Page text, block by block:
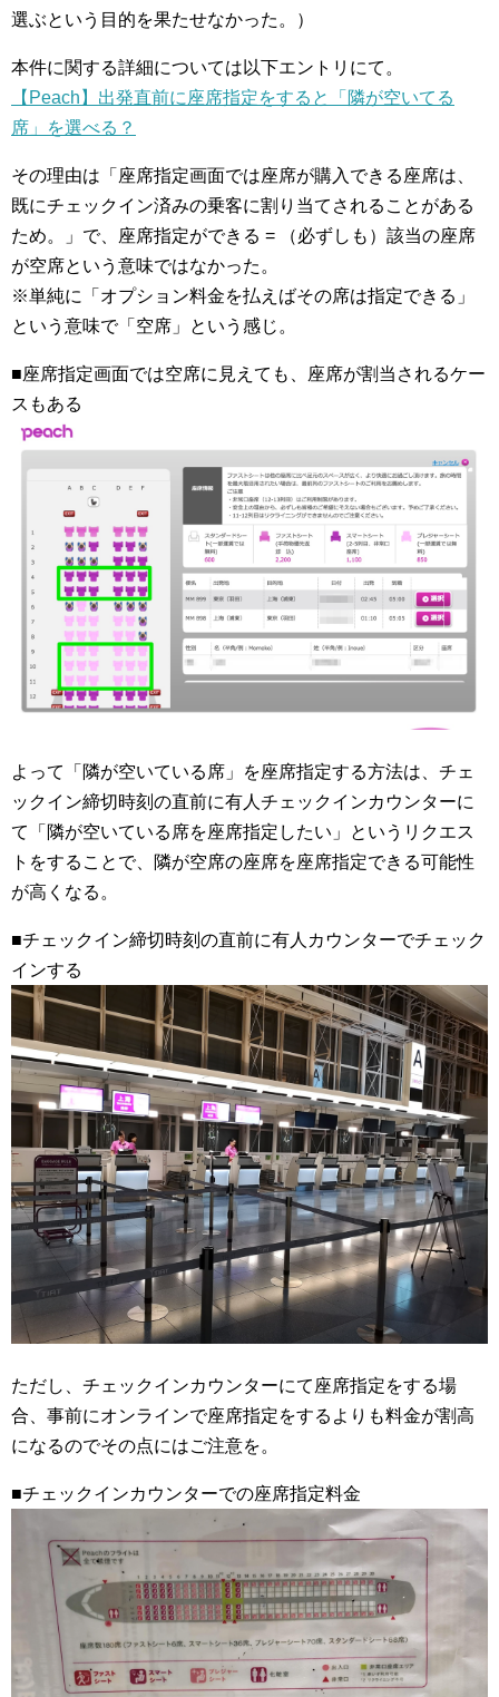
選ぶという目的を果たせなかった。）
本件に関する詳細については以下エントリにて。
【Peach】出発直前に座席指定をすると「隣が空いてる
席」を選べる？
その理由は「座席指定画面では座席が購入できる座席は、
既にチェックイン済みの乗客に割り当てされることがある
ため。」で、座席指定ができる = （必ずしも）該当の座席
が空席という意味ではなかった。
※単純に「オプション料金を払えばその席は指定できる」
という意味で「空席」という感じ。
■座席指定画面では空席に見えても、座席が割当されるケー
スもある
よって「隣が空いている席」を座席指定する方法は、チェ
ックイン締切時刻の直前に有人チェックインカウンターに
て「隣が空いている席を座席指定したい」というリクエス
トをすることで、隣が空席の座席を座席指定できる可能性
が高くなる。
■チェックイン締切時刻の直前に有人カウンターでチェック
インする
ただし、チェックインカウンターにて座席指定をする場
合、事前にオンラインで座席指定をするよりも料金が割高
になるのでその点にはご注意を。
■チェックインカウンターでの座席指定料金